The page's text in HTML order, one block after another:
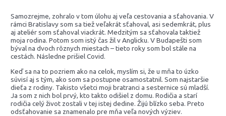
Samozrejme, zohralo v tom úlohu aj veľa cestovania a sťahovania. V
rámci Bratislavy som sa tiež veľakrát sťahoval, asi sedemkrát, plus
aj ateliér som sťahoval viackrát. Medzitým sa sťahovala taktiež
moja rodina. Potom som istý čas žil v Anglicku. V Budapešti som
býval na dvoch rôznych miestach – tieto roky som bol stále na
cestách. Následne prišiel Covid.
Keď sa na to pozriem ako na celok, myslím si, že u mňa to úzko
súvisí aj s tým, ako som sa postupne osamostatnil. Som najstaršie
dieťa z rodiny. Takisto všetci moji bratranci a sesternice sú mladší.
Ja som z nich bol prvý, kto takto odišiel z domu. Rodičia a starí
rodičia celý život zostali v tej istej dedine. Žijú blízko seba. Preto
odsťahovanie sa znamenalo pre mňa veľa nových výziev.